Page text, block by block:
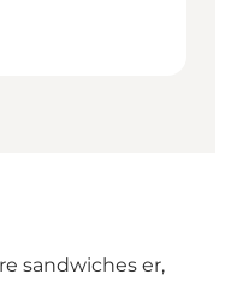
sandwiches er,